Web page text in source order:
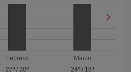
Febrero
27º/ 20º
Marzo
24º / 18º